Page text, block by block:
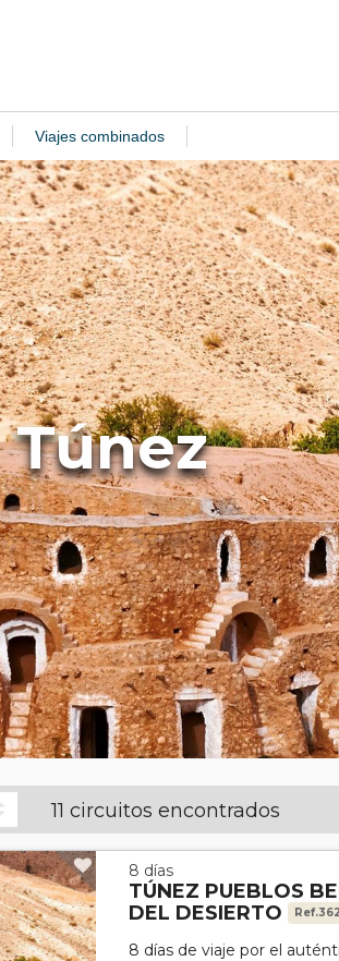
Viajes combinados
Túnez
11 circuitos encontrados
8 días
TÚNEZ PUEBLOS
DEL DESIERTO
8 días de viaje por el